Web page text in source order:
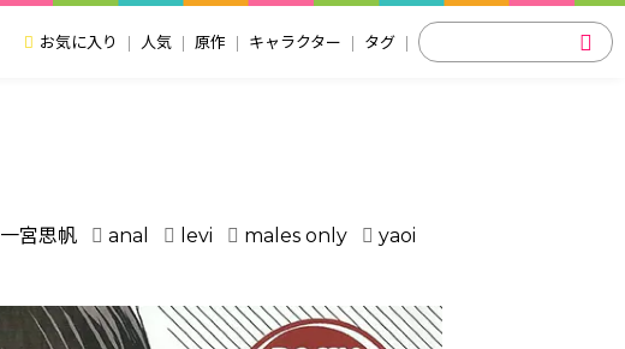
お気に入り 人気 原作 キャラクター タグ
一宮思帆 anal levi males only
yaoi